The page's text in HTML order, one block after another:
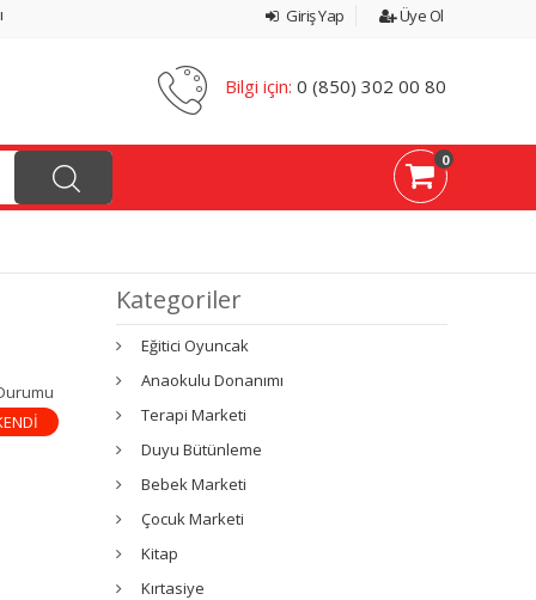
Giriş Yap Üye Ol
Bilgi için: 0 (850) 302 00 80
0
Kategoriler
Eğitici Oyuncak
Anaokulu Donanımı
Terapi Marketi
Duyu Bütünleme
Bebek Marketi
Çocuk Marketi
Kitap
Kırtasiye